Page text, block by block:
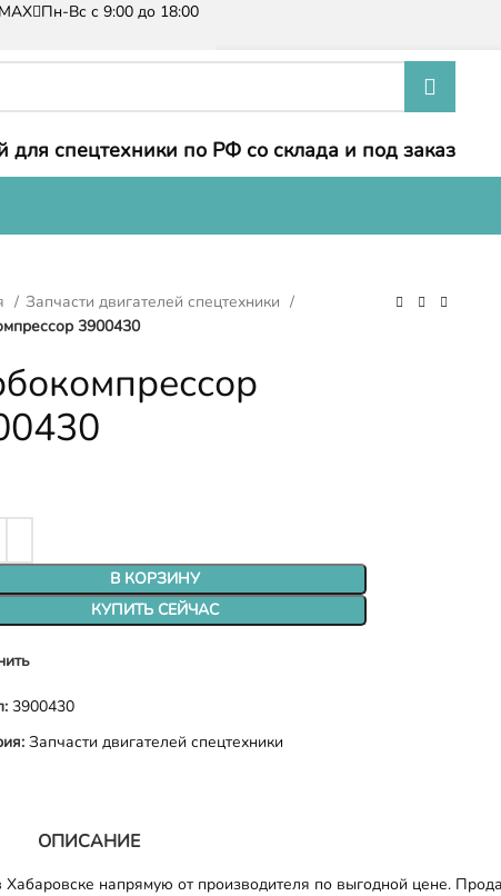
MAX Пн-Вс с 9:00 до 18:00
для спецтехники по РФ со склада и под заказ
Запчасти двигателей спецтехники
3900430
В КОРЗИНУ
КУПИТЬ СЕЙЧАС
3900430
Запчасти двигателей спецтехники
ОПИСАНИЕ
напрямую от производителя по выгодной цене.